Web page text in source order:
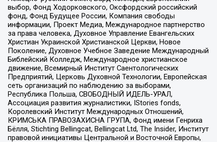
выбор, Фонд Ходорковского, Оксфордский российский
фонд, Фонд Будущее России, Компания свободы
информации, Проект Медиа, Международное партнерство
за права человека, Духовное Управление Евангельских
Христиан Украинской Христианской Церкви, Новое
Поколение, Духовное Учебное Заведение Международный
Библейский Колледж, Международное христианское
движение, Всемирный Институт Саентологических
Предприятий, Церковь Духовной Технологии, Европейская
сеть организаций по наблюдению за выборами,
Республика Польша, СВОБОДНЫЙ ИДЕЛЬ-УРАЛ,
Ассоциация развития журналистики, IStories fonds,
Королевский Институт Международных Отношений,
КРИМСЬКА ПРАВОЗАХИСНА ГРУПА, Фонд имени Генриха
Бёлля, Stichting Bellingcat, Bellingcat Ltd, The Insider, Институт
правовой инициативы Центральной и Восточной Европы,